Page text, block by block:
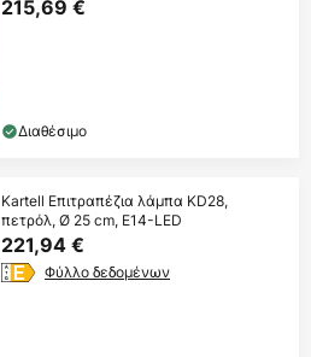
215,69 €
Διαθέσιμο
Kartell Επιτραπέζια λάμπα KD28,
πετρόλ, Ø 25 cm, E14-LED
221,94 €
Φύλλο δεδομένων